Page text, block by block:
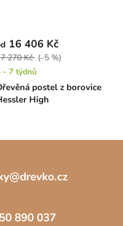
postel z borovice
High
16 406 Kč
270 Kč (–5 %)
- 7 týdnů
@drevko.cz
890 037